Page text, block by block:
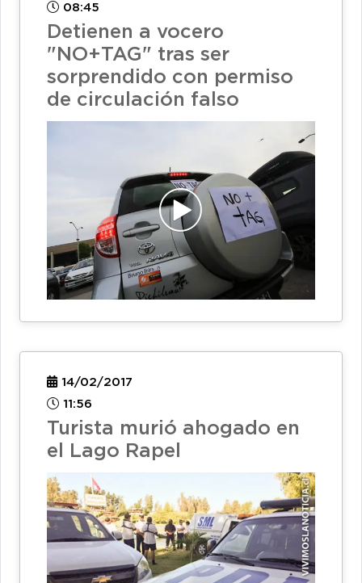
08:45
Detienen a vocero
"NO+TAG" tras ser
sorprendido con permiso
de circulación falso
14/02/2017
11:56
Turista murió ahogado en
el Lago Rapel